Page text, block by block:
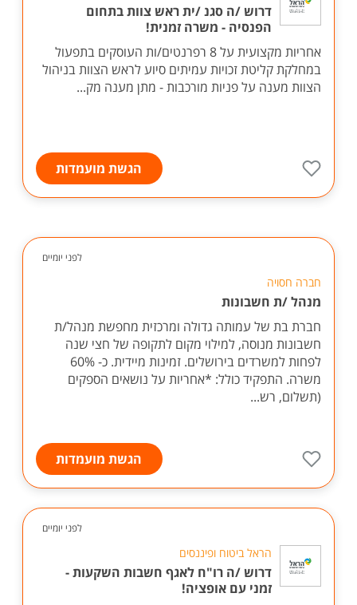
דרוש /ה סגנ /ית ראש צוות בתחום
הפנסיה - משרה זמנית!
אחריות מקצועית על 8 רפרנטים/ות העוסקים בתפעול
במחלקת קליטת זכויות עמיתים סיוע לראש הצוות בניהול
הצוות מענה על פניות מורכבות - מתן מענה מק...
הגשת מועמדות
לפני יומיים
חברה חסויה
מנהל /ת חשבונות
חברת בת של עמותה גדולה ומרכזית מחפשת מנהל/ת
חשבונות מנוסה, למילוי מקום לתקופה של חצי שנה
לפחות למשרדים בירושלים. זמינות מיידית. כ- 60%
משרה. התפקיד כולל: *אחריות על נושאים הספקים
(תשלום, רש...
הגשת מועמדות
לפני יומיים
הראל ביטוח ופיננסים
דרוש /ה רו"ח לאגף חשבות השקעות -
זמני עם אופציה!